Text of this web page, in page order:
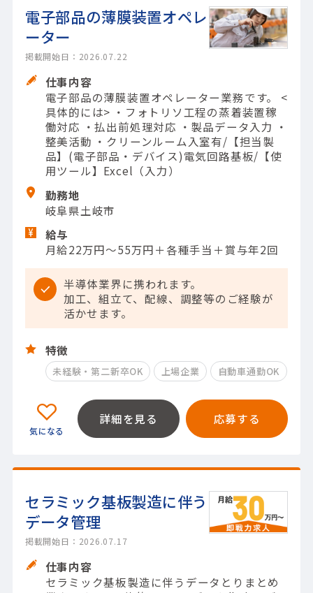
電子部品の薄膜装置オペレ
ーター
掲載開始日：2026.07.22
仕事内容
電子部品の薄膜装置オペレーター業務です。 <
具体的には> ・フォトリソ工程の蒸着装置稼
働対応 ・払出前処理対応 ・製品データ入力 ・
整美活動 ・クリーンルーム入室有/【担当製
品】(電子部品・デバイス)電気回路基板/【使
用ツール】Excel（入力）
勤務地
岐阜県土岐市
給与
月給22万円～55万円＋各種手当＋賞与年2回
半導体業界に携われます。
加工、組立て、配線、調整等のご経験が
活かせます。
特徴
未経験・第二新卒OK 上場企業 自動車通勤OK
詳細を見る 応募する
セラミック基板製造に伴う
データ管理
掲載開始日：2026.07.17
仕事内容
セラミック基板製造に伴うデータとりまとめ